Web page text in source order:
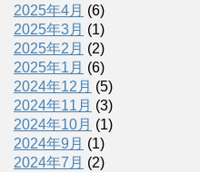
2025年4月 (6)
2025年3月 (1)
2025年2月 (2)
2025年1月 (6)
2024年12月 (5)
2024年11月 (3)
2024年10月 (1)
2024年9月 (1)
2024年7月 (2)